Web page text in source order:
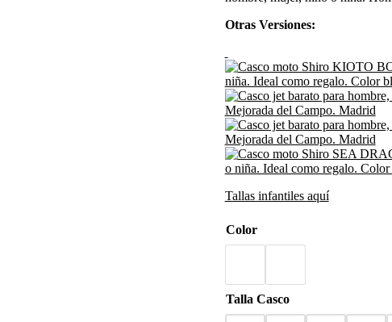
Otras Versiones:
Tallas infantiles aquí
Color
Talla Casco